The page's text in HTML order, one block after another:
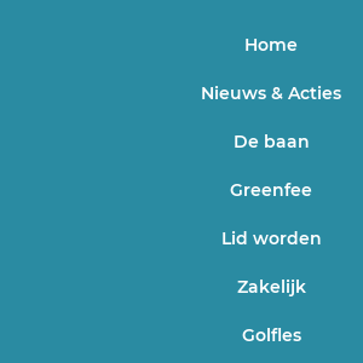
Home
Nieuws & Acties
De baan
Greenfee
Lid worden
Zakelijk
Golfles